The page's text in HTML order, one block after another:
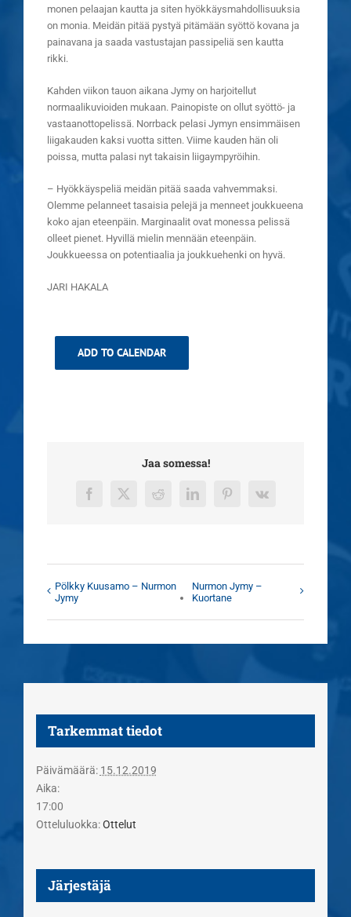
monen pelaajan kautta ja siten hyökkäysmahdollisuuksia
on monia. Meidän pitää pystyä pitämään syöttö kovana ja
painavana ja saada vastustajan passipeliä sen kautta
rikki.
Kahden viikon tauon aikana Jymy on harjoitellut
normaalikuvioiden mukaan. Painopiste on ollut syöttö- ja
vastaanottopelissä. Norrback pelasi Jymyn ensimmäisen
liigakauden kaksi vuotta sitten. Viime kauden hän oli
poissa, mutta palasi nyt takaisin liigaympyröihin.
– Hyökkäyspeliä meidän pitää saada vahvemmaksi.
Olemme pelanneet tasaisia pelejä ja menneet joukkueena
koko ajan eteenpäin. Marginaalit ovat monessa pelissä
olleet pienet. Hyvillä mielin mennään eteenpäin.
Joukkueessa on potentiaalia ja joukkuehenki on hyvä.
JARI HAKALA
ADD TO CALENDAR
Jaa somessa!
Facebook
X RedditLinkedInPinterest
Vk
Pölkky Kuusamo – Nurmon
Jymy
Nurmon Jymy –
Kuortane
Tarkemmat tiedot
Päivämäärä: 15.12.2019
Aika:
17:00
Otteluluokka: Ottelut
Järjestäjä